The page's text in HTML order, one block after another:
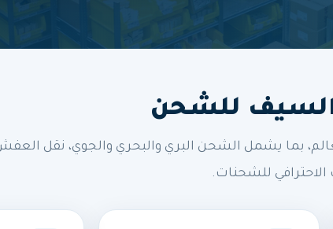
للشحن
بما يشمل الشحن البري والبحري والجوي، نقل
الاحترافي للشحنات.